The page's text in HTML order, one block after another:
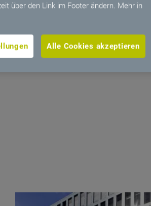
über den Link im Footer ändern. Mehr in
Alle Cookies akzeptieren